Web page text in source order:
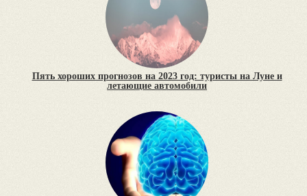
Пять хороших прогнозов на 2023 год: туристы на Луне и
летающие автомобили